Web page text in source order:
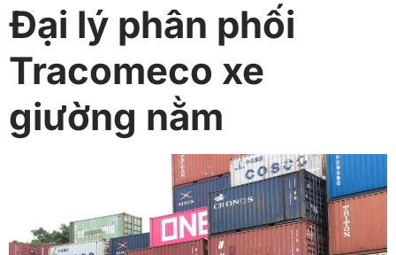
Đại lý phân phối
Tracomeco xe
giường nằm